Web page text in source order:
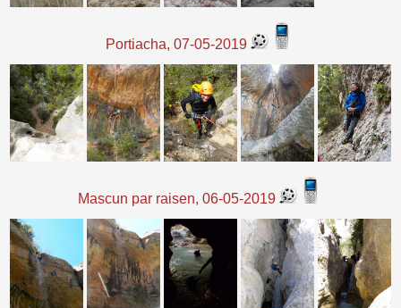
Portiacha, 07-05-2019
Mascun par raisen, 06-05-2019